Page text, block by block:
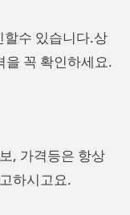
할수 있습니다.상
을 꼭 확인하세요.
, 가격등은 항상
하시고요.